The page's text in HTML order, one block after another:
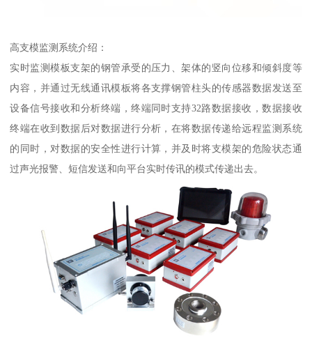
高支模监测系统介绍：
实时监测模板支架的钢管承受的压力、架体的竖向位移和倾斜度等
内容，并通过无线通讯模板将各支撑钢管柱头的传感器数据发送至
设备信号接收和分析终端，终端同时支持32路数据接收，数据接收
终端在收到数据后对数据进行分析，在将数据传递给远程监测系统
的同时，对数据的安全性进行计算，并及时将支模架的危险状态通
过声光报警、短信发送和向平台实时传讯的模式传递出去。